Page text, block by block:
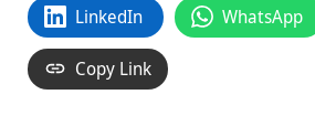
LinkedIn WhatsApp
Copy Link